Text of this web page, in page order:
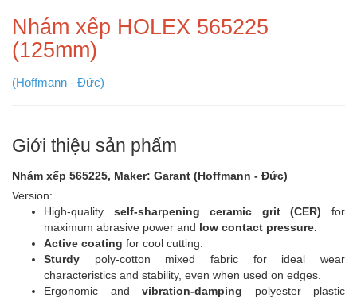
Nhám xếp HOLEX 565225
(125mm)
(Hoffmann - Đức)
Giới thiệu sản phẩm
Nhám xếp 565225, Maker: Garant (Hoffmann - Đức)
Version:
High-quality self-sharpening ceramic grit (CER) for
maximum abrasive power and low contact pressure.
Active coating for cool cutting.
Sturdy poly-cotton mixed fabric for ideal wear
characteristics and stability, even when used on edges.
Ergonomic and vibration-damping polyester plastic